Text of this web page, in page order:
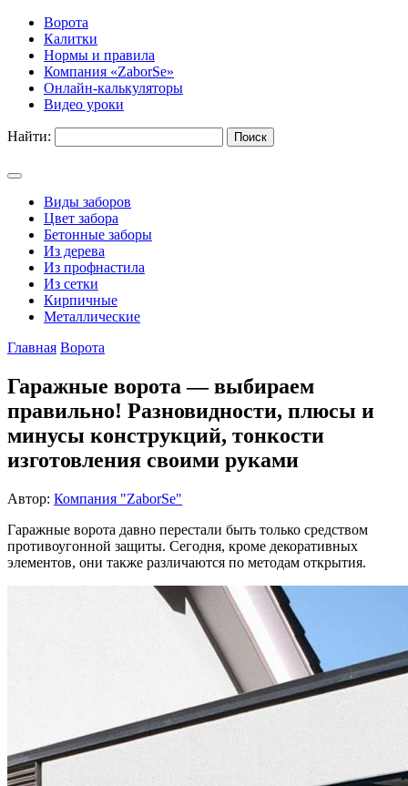
Ворота
Калитки
Нормы и правила
Компания «ZaborSe»
Онлайн-калькуляторы
Видео уроки
Найти:
Виды заборов
Цвет забора
Бетонные заборы
Из дерева
Из профнастила
Из сетки
Кирпичные
Металлические
Главная Ворота
Гаражные ворота — выбираем
правильно! Разновидности, плюсы и
минусы конструкций, тонкости
изготовления своими руками
Автор: Компания "ZaborSe"
Гаражные ворота давно перестали быть только средством
противоугонной защиты. Сегодня, кроме декоративных
элементов, они также различаются по методам открытия.